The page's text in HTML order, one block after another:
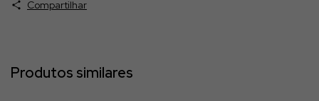
Compartilhar
Produtos similares